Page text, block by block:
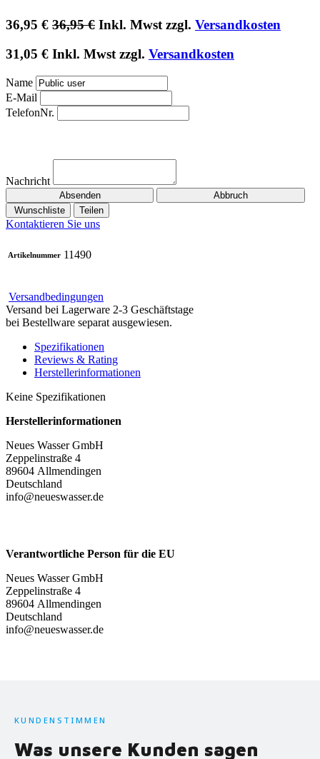
36,95 € 36,95€ Inkl. Mwst zzgl. Versandkosten
31,05 € Inkl. Mwst zzgl. Versandkosten
Name
E-Mail
TelefonNr.
Nachricht
Absenden
Abbruch
Wunschliste
Teilen
Kontaktieren Sie uns
Artikelnummer 11490
Versandbedingungen
Versand bei Lagerware 2-3 Geschäftstage
bei Bestellware separat ausgewiesen.
Spezifikationen
Reviews & Rating
Herstellerinformationen
Keine Spezifikationen
Herstellerinformationen
Neues Wasser GmbH
Zeppelinstraße 4
89604 Allmendingen
Deutschland
info@neueswasser.de
Verantwortliche Person für die EU
Neues Wasser GmbH
Zeppelinstraße 4
89604 Allmendingen
Deutschland
info@neueswasser.de
KUNDENSTIMMEN
Was unsere Kunden sagen